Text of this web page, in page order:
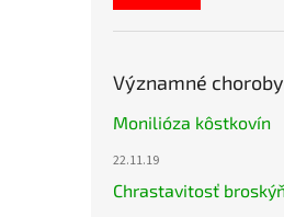
Významné
Monilióza kôstkovín
22.11.19
Chrastavitosť